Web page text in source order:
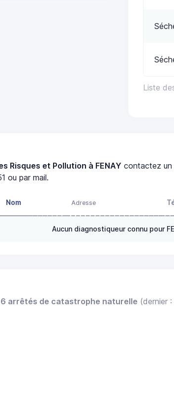
Liste
Risques et Pollution à FENAY contactez un
ou par mail.
Nom Adresse
Aucun diagnostiqueur connu pour
6 arrêtés de catastrophe naturelle (dernier